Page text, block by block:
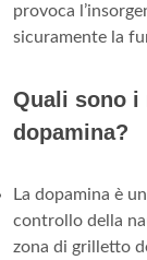
provoca
sicuramente la
Quali sono
dopamina?
La dopamina è
controllo della
zona di grilletto